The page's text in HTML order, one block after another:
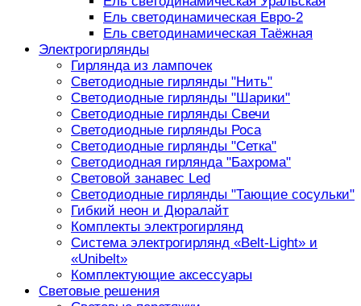
Ель светодинамическая Евро-2
Ель светодинамическая Таёжная
Электрогирлянды
Гирлянда из лампочек
Светодиодные гирлянды "Нить"
Светодиодные гирлянды "Шарики"
Светодиодные гирлянды Свечи
Светодиодные гирлянды Роса
Светодиодные гирлянды "Сетка"
Светодиодная гирлянда "Бахрома"
Световой занавес Led
Светодиодные гирлянды "Тающие сосульки"
Гибкий неон и Дюралайт
Комплекты электрогирлянд
Система электрогирлянд «Belt-Light» и
«Unibelt»
Комплектующие аксессуары
Световые решения